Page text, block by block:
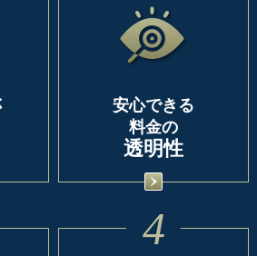
安心できる
料金の
透明性
4